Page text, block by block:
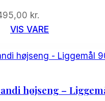
kr.
VIS VARE
højseng –